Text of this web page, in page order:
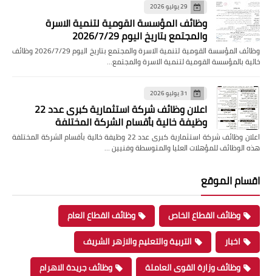
29 يوليو 2026
وظائف المؤسسة القومية لتنمية الاسرة
والمجتمع بتاريخ اليوم 2026/7/29
وظائف المؤسسة القومية لتنمية الاسرة والمجتمع بتاريخ اليوم 2026/7/29 وظائف
خالية بالمؤسسة القومية لتنمية الاسرة والمجتمع…
31 يوليو 2026
اعلان وظائف شركة استثمارية كبرى عدد 22
وظيفة خالية بأقسام الشركة المختلفة
اعلان وظائف شركة استثمارية كبرى عدد 22 وظيفة خالية بأقسام الشركة المختلفة
هذه الوظائف للمؤهلات العليا والمتوسطة وفنيين …
اقسام الموقع
وظائف القطاع الخاص
وظائف القطاع العام
اخبار
التربية والتعليم والازهر الشريف
وظائف وزارة القوى العاملة
وظائف جريدة الاهرام